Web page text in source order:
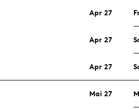
Apr 27
Apr 27
Apr 27
Mai 27